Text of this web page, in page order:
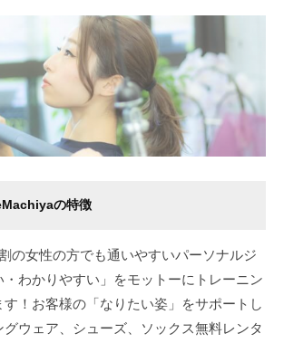
の特徴
の女性の方でも通いやすいパーソナルジ
・わかりやすい」をモットーにトレーニン
！お客様の「なりたい姿」をサポートし
グウェア、シューズ、ソックス無料レンタ